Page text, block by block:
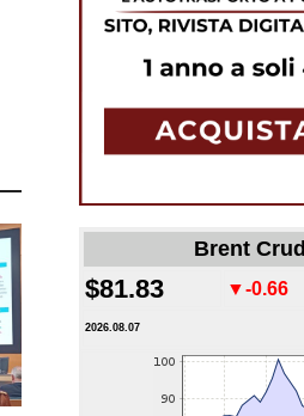
Brent
$81.83 ▼-0.66
2026.08.07